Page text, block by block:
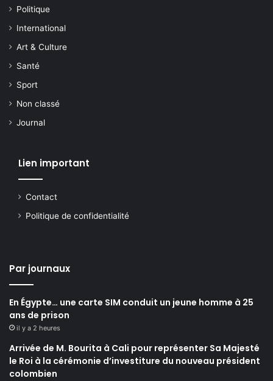
Politique
International
Art & Culture
Santé
Sport
Non classé
Journal
Lien important
Contact
Politique de confidentialité
Par journaux
En Égypte… une carte SIM conduit un jeune homme à 25
ans de prison
il y a 2 heures
Arrivée de M. Bourita à Cali pour représenter Sa Majesté
le Roi à la cérémonie d’investiture du nouveau président
colombien